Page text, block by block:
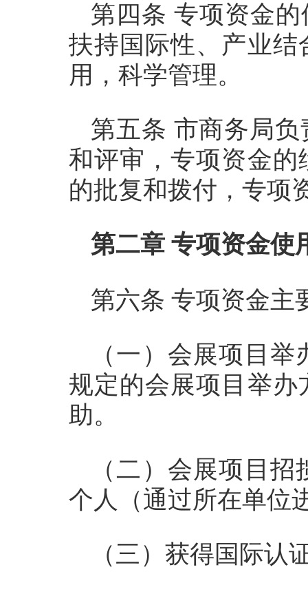
第四条 专项资金
扶持国际性、产业
用，科学管理。
第五条 市商务局
和评审，专项资金
的批复和拨付，专项
第二章 专项资金使
第六条 专项资金主
（一）会展项目
规定的会展项目举
助。
（二）会展项目
个人（通过所在单位
（三）获得国际认